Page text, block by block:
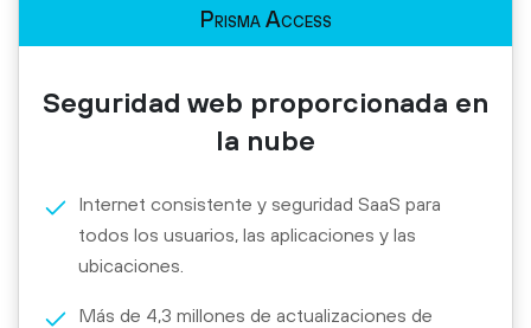
Prisma Access
Seguridad web proporcionada en
la nube
Internet consistente y seguridad SaaS para
todos los usuarios, las aplicaciones y las
ubicaciones.
Más de 4,3 millones de actualizaciones de